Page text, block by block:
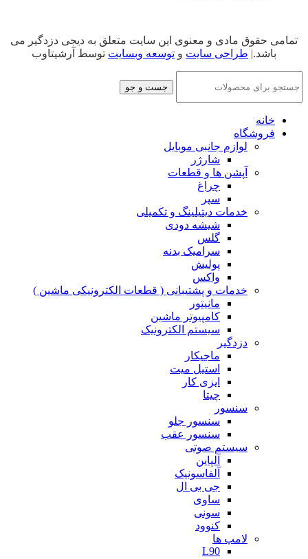
تمامی حقوق مادی و معنوی این سایت متعلق به دیجی دزدگیر می
باشد.| طراحی سایت و توسعه وبسایت توسط آرشیتاوب
جست و جو
خانه
فروشگاه
لوازم جانبی موبایل
شارژر
آپشن ها و قطعات
چراغ
سپر
خدمات دیتیلینگ و تکمیلی
شیشه دودی
گلس
سرامیک بدنه
پولیش
واکس
خدمات و پشتیبانی ( قطعات الکترونیکی ماشین )
مانیتور
کامپیوتر ماشین
سیستم الکترونیک
دزدگیر
ماجیکار
استیل میت
ایزی کار
چیتا
سنسور
سنسور جلو
سنسور عقب
سیستم صوتی
آلپاین
آلفاسونیک
جی بی ال
ساوی
سونی
کنوود
لامپ ها
L90